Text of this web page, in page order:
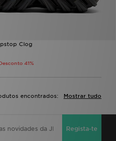
Clog
41%
Mostrar tudo
encontrados:
Regista-te